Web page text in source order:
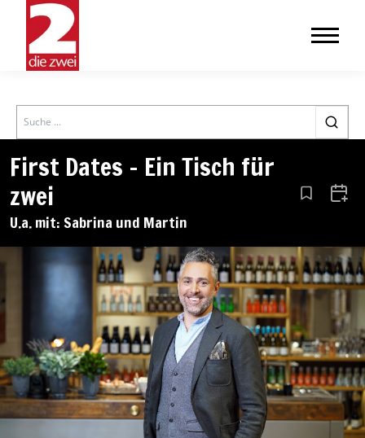
Search
First Dates – Ein Tisch für
zwei
U.a. mit: Sabrina und Martin
Aus den